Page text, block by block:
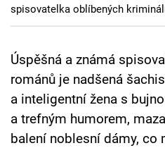
Cool Esport
TV Program
Sledujte prima+
spisovatelka oblíbených
Úspěšná a známá
románů je nadšená
a inteligentní žena s
a trefným humorem,
balení noblesní dámy, co